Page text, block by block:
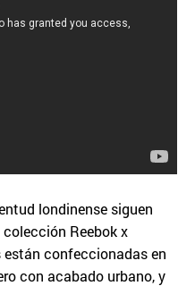
londinense siguen
Reebok x
confeccionadas en
con acabado urbano, y